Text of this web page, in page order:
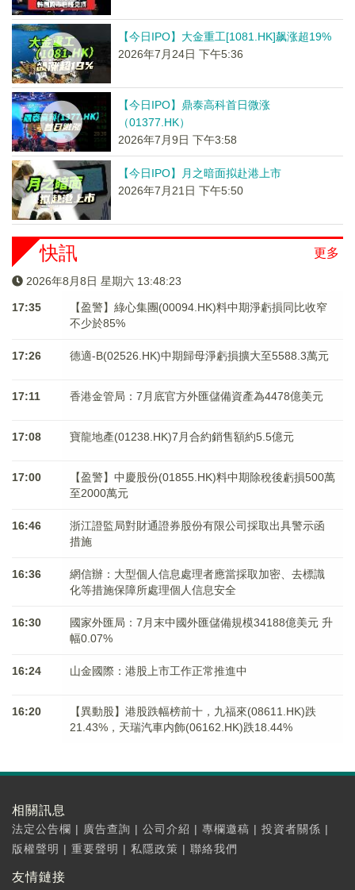
【今日IPO】大金重工[1081.HK]飙涨超19%
2026年7月24日 下午5:36
【今日IPO】鼎泰高科首日微涨
（01377.HK）
2026年7月9日 下午3:58
【今日IPO】月之暗面拟赴港上市
2026年7月21日 下午5:50
更多
快訊
2026年8月8日 星期六 13:48:23
17:35
【盈警】綠心集團(00094.HK)料中期淨虧損同比收窄
不少於85%
17:26 德適-B(02526.HK)中期歸母淨虧損擴大至5588.3萬元
17:11 香港金管局：7月底官方外匯儲備資產為4478億美元
17:08 寶龍地產(01238.HK)7月合約銷售額約5.5億元
17:00
【盈警】中慶股份(01855.HK)料中期除稅後虧損500萬
至2000萬元
16:46
浙江證監局對財通證券股份有限公司採取出具警示函
措施
16:36
網信辦：大型個人信息處理者應當採取加密、去標識
化等措施保障所處理個人信息安全
16:30
國家外匯局：7月末中國外匯儲備規模34188億美元 升
幅0.07%
16:24 山金國際：港股上市工作正常推進中
16:20
【異動股】港股跌幅榜前十，九福來(08611.HK)跌
21.43%，天瑞汽車内飾(06162.HK)跌18.44%
相關訊息
法定公告欄 | 廣告查詢 | 公司介紹 | 專欄邀稿 | 投資者關係 |
版權聲明 | 重要聲明 | 私隱政策 | 聯絡我們
友情鏈接